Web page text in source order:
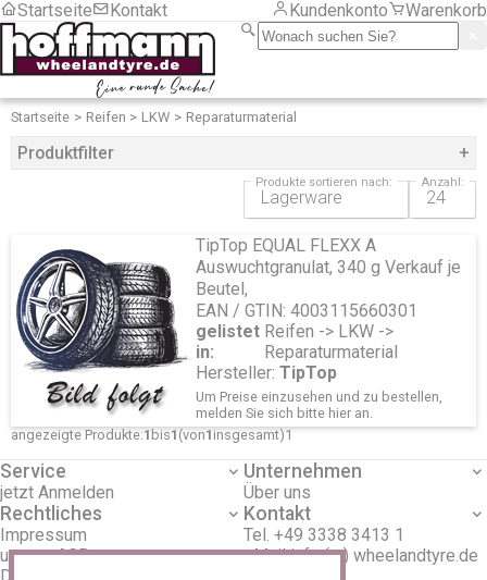
Startseite Kontakt Kundenkonto Warenkorb
LKW
Motorrad
PKW
Sackkarre/ Anhänger
Serviceartikel
Frachtkosten
LKW
Druckluft und Reifenfüller
Gewichte
Aluminiumfelgen
LKW
Motorrad
Stahlfelgen
Hebetechnik
Montagehilfsmittel
RDKS
Programmiergeräte
Sensoren Gummi
Sensoren Metal
Servicekits
Reparaturmaterial LKW / AS / EM
Reparaturmaterial PKW
Reparaturmaterial Schläuche
Startseite Reifen LKW Reparaturmaterial
Produktfilter
+
Produkte sortieren nach: Anzahl:
TipTop EQUAL FLEXX A
Auswuchtgranulat, 340 g Verkauf je
Beutel,
EAN / GTIN: 4003115660301
gelistet
in:
Reifen -> LKW ->
Reparaturmaterial
Hersteller: TipTop
Um Preise einzusehen und zu bestellen,
melden Sie sich bitte hier an.
angezeigte Produkte:1 bis1 (von1 insgesamt)1
Service
jetzt Anmelden
Unternehmen
Über uns
Rechtliches
Impressum
unsere AGB
Kontakt
Tel. +49 3338 3413 1
eMail info (at) wheelandtyre.de